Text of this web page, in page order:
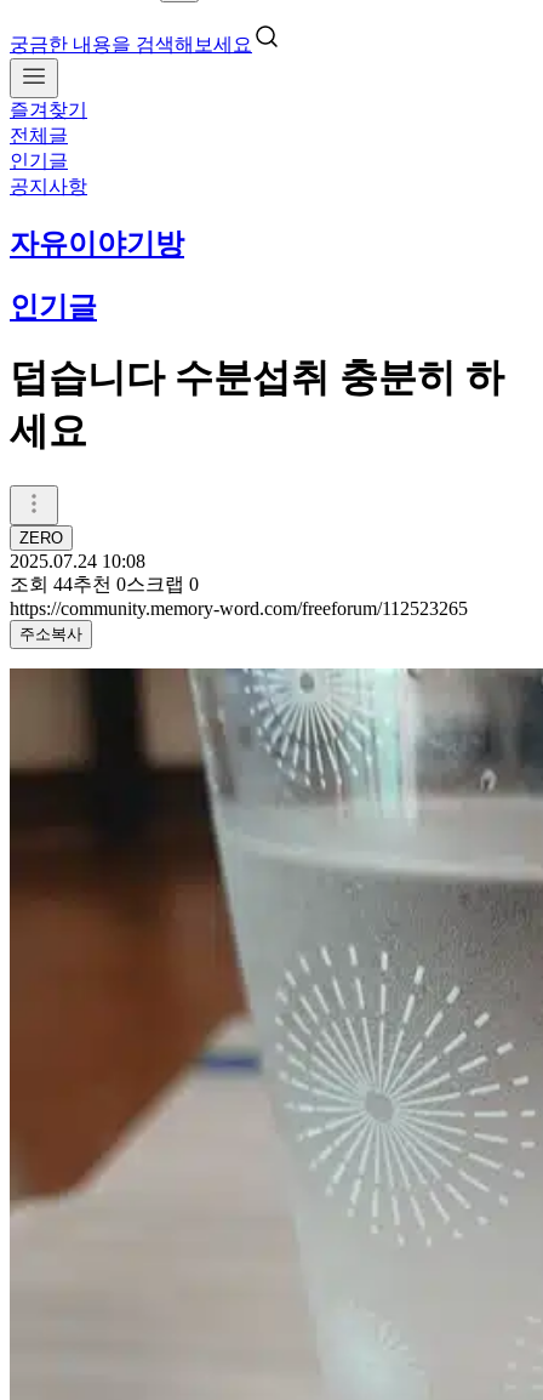
궁금한 내용을 검색해보세요
즐겨찾기
전체글
인기글
공지사항
자유이야기방
인기글
덥습니다 수분섭취 충분히 하
세요
ZERO
2025.07.24 10:08
조회 44추천 0스크랩 0
https://community.memory-word.com/freeforum/112523265
주소복사